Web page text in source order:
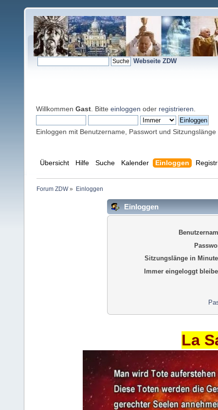
Webseite ZDW
Willkommen Gast . Bitte einloggen oder registrieren
Einloggen mit Benutzername, Passwort und Sitzungslänge
Übersicht Hilfe Suche Kalender Einloggen
Forum ZDW» Einloggen
Einloggen
Sitzungslänge in
Immer eingeloggt
La